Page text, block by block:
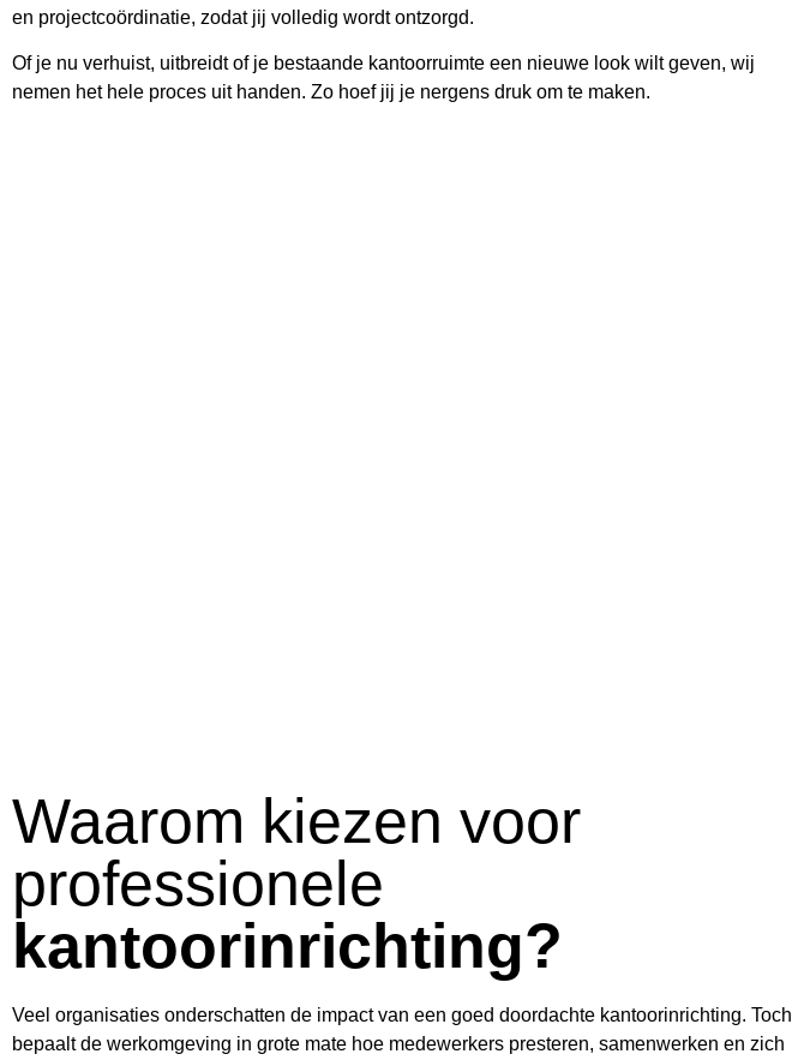
en projectcoördinatie, zodat jij volledig wordt ontzorgd.
Of je nu verhuist, uitbreidt of je bestaande kantoorruimte een nieuwe look wilt geven, wij
nemen het hele proces uit handen. Zo hoef jij je nergens druk om te maken.
Waarom kiezen voor
professionele
kantoorinrichting?
Veel organisaties onderschatten de impact van een goed doordachte kantoorinrichting. Toch
bepaalt de werkomgeving in grote mate hoe medewerkers presteren, samenwerken en zich